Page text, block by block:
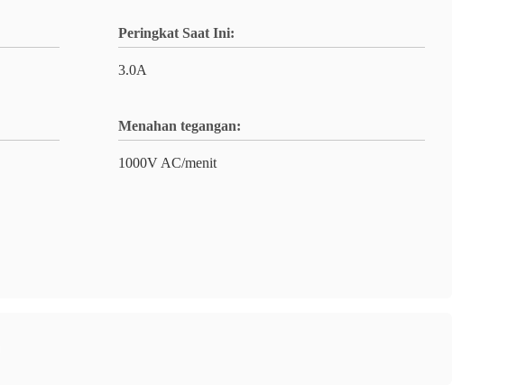
Peringkat Saat Ini:
3.0A
Menahan tegangan:
1000V AC/menit